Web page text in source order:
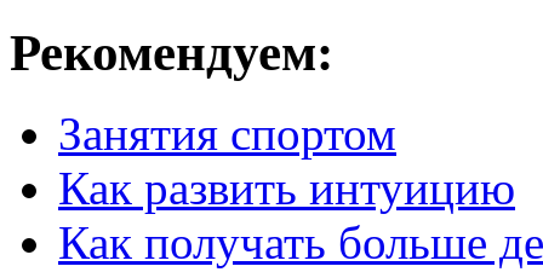
Рекомендуем:
Занятия спортом
Как развить интуицию
Как получать больше